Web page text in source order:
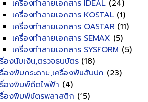
เครื่องทำลายเอกสาร IDEAL (24)
เครื่องทำลายเอกสาร KOSTAL (1)
เครื่องทำลายเอกสาร OASTAR (11)
เครื่องทำลายเอกสาร SEMAX (5)
เครื่องทำลายเอกสาร SYSFORM (5)
องนับเงิน,ตรวจธนบัตร (18)
รื่องพับกระดาษ,เครื่องพับสันปก (23)
รื่องพิมพ์ดีดไฟฟ้า (4)
รื่องพิมพ์บัตรพลาสติก (15)